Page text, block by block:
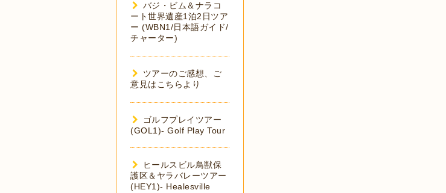
バジ・ビム＆ナラコ
ート世界遺産1泊2日ツア
ー (WBN1/日本語ガイド/
チャーター)
ツアーのご感想、ご
意見はこちらより
ゴルフプレイツアー
(GOL1)- Golf Play Tour
ヒールスビル鳥獣保
護区＆ヤラバレーツアー
(HEY1)- Healesville